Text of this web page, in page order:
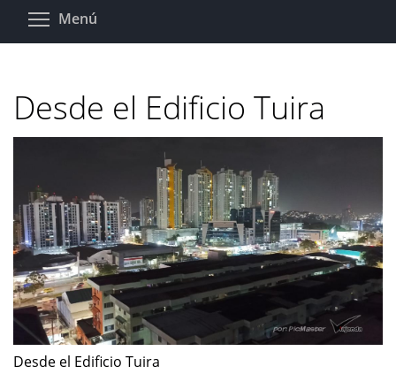
Pasar
Menú
Desde el Edificio Tuira
Desde el Edificio Tuira